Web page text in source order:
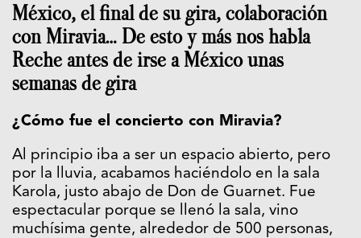
México, el final de su gira, colaboración
con Miravia… De esto y más nos habla
Reche antes de irse a México unas
semanas de gira
¿Cómo fue el concierto con Miravia?
Al principio iba a ser un espacio abierto, pero
por la lluvia, acabamos haciéndolo en la sala
Karola, justo abajo de Don de Guarnet. Fue
espectacular porque se llenó la sala, vino
muchísima gente, alrededor de 500 personas,